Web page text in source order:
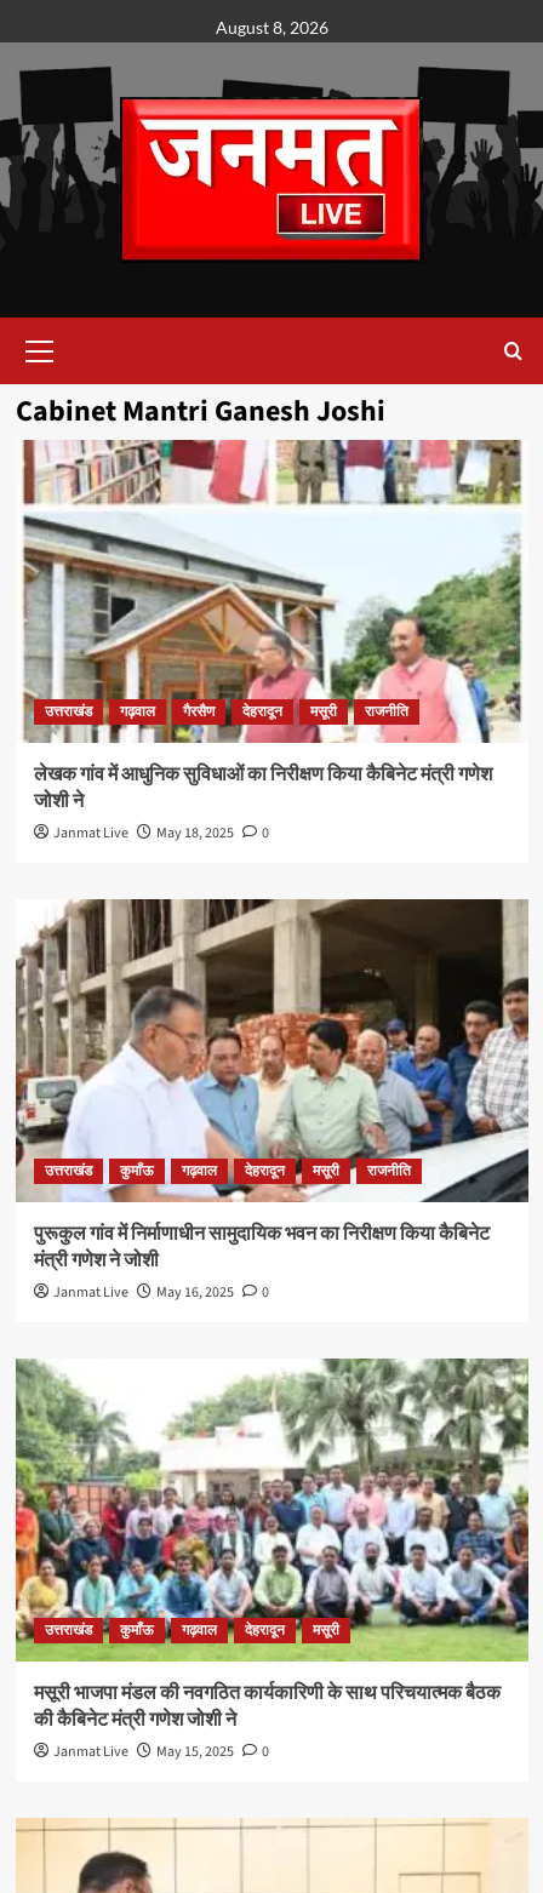
to
content
August 8, 2026
Menu
Cabinet Mantri Ganesh Joshi
उत्तराखंड गढ़वाल गैरसैण देहरादून मसूरी राजनीति
लेखक गांव में आधुनिक सुविधाओं का निरीक्षण किया कैबिनेट मंत्री गणेश
जोशी ने
Janmat Live May 18, 2025 0
उत्तराखंड कुमाँऊ गढ़वाल देहरादून मसूरी राजनीति
पुरूकुल गांव में निर्माणाधीन सामुदायिक भवन का निरीक्षण किया कैबिनेट
मंत्री गणेश ने जोशी
Janmat Live May 16, 2025 0
उत्तराखंड कुमाँऊ गढ़वाल देहरादून मसूरी
मसूरी भाजपा मंडल की नवगठित कार्यकारिणी के साथ परिचयात्मक बैठक
की कैबिनेट मंत्री गणेश जोशी ने
Janmat Live May 15, 2025 0